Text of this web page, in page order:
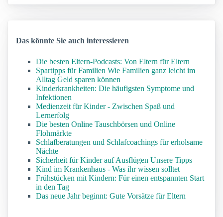
Das könnte Sie auch interessieren
Die besten Eltern-Podcasts: Von Eltern für Eltern
Spartipps für Familien Wie Familien ganz leicht im
Alltag Geld sparen können
Kinderkrankheiten: Die häufigsten Symptome und
Infektionen
Medienzeit für Kinder - Zwischen Spaß und
Lernerfolg
Die besten Online Tauschbörsen und Online
Flohmärkte
Schlafberatungen und Schlafcoachings für erholsame
Nächte
Sicherheit für Kinder auf Ausflügen Unsere Tipps
Kind im Krankenhaus - Was ihr wissen solltet
Frühstücken mit Kindern: Für einen entspannten Start
in den Tag
Das neue Jahr beginnt: Gute Vorsätze für Eltern